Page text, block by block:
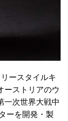
ースタイルキ
ーストリアのウ
一次世界大戦中
ーを開発・製